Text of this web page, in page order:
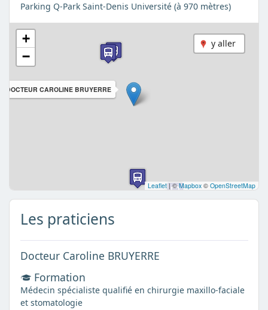
Parking Q-Park Saint-Denis Université (à 970 mètres)
y aller
DOCTEUR CAROLINE BRUYERRE
+
−
Leaflet |©Mapbox © OpenStreetMap
Les praticiens
Docteur Caroline BRUYERRE
Formation
Médecin spécialiste qualifié en chirurgie maxillo-faciale
et stomatologie